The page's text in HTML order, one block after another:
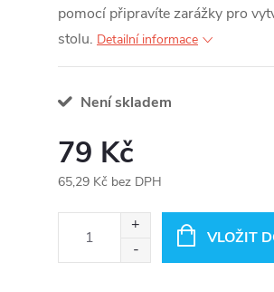
pomocí připravíte zarážky pro
stolu. Detailní informace
Není skladem
79 Kč
65,29 Kč bez DPH
VLOŽIT